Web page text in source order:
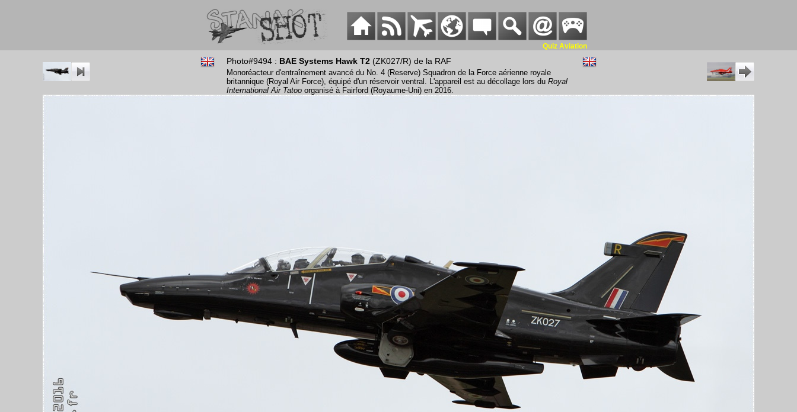
Quiz Aviation
Photo#9494 : BAE Systems Hawk T2 (ZK027/R) de la RAF
Monoréacteur d'entraînement avancé du No. 4 (Reserve) Squadron de la Force aérienne royale
britannique (Royal Air Force), équipé d'un réservoir ventral. L'appareil est au décollage lors du Royal
International Air Tatoo organisé à Fairford (Royaume-Uni) en 2016.